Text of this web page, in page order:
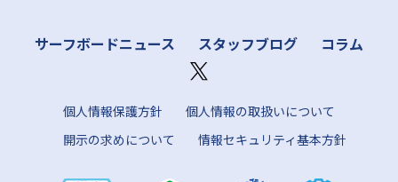
サーフボードニュース スタッフブログ コラム
個人情報保護方針
個人情報の取扱いについて
開示の求めについて
情報セキュリティ基本方針